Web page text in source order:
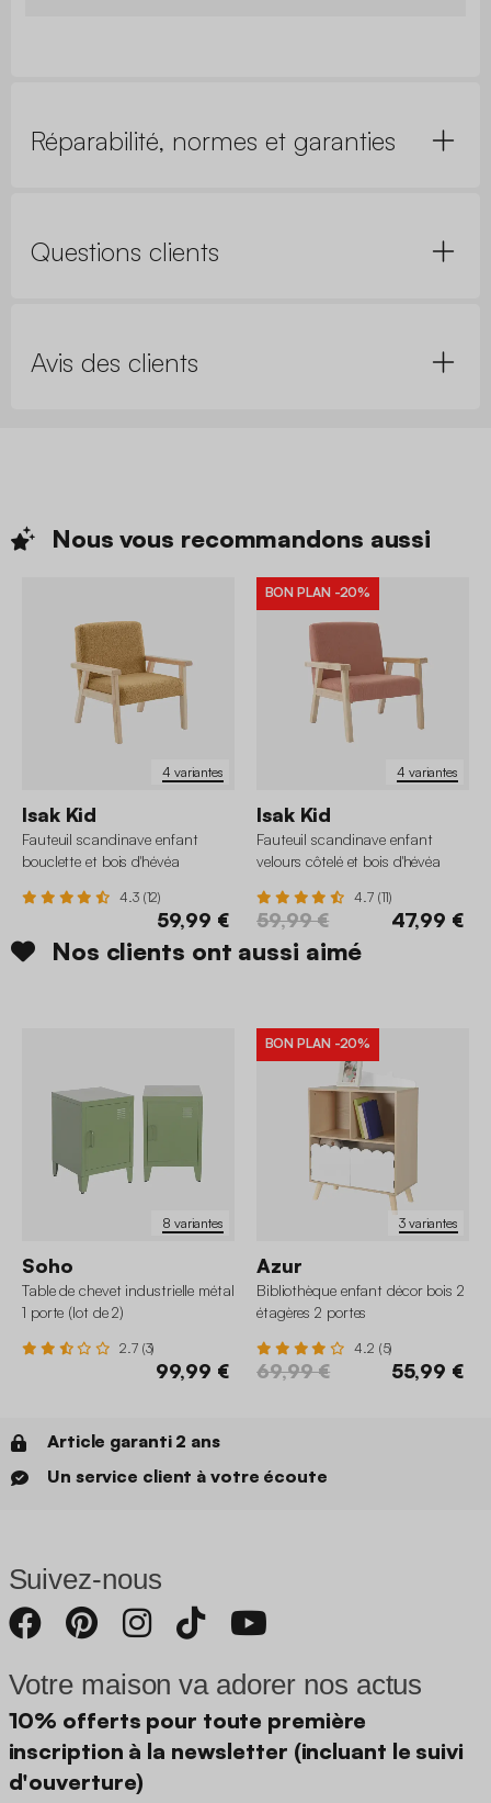
Réparabilité, normes et garanties
Questions clients
Avis des clients
Nous vous recommandons aussi
4 variantes
Isak Kid
Fauteuil scandinave enfant
bouclette et bois d'hévéa
4.3 (12)
59,99 €
4 variantes
BON PLAN -20%
Isak Kid
Fauteuil scandinave enfant
velours côtelé et bois d'hévéa
4.7 (11)
59,99 € 47,99 €
Nos clients ont aussi aimé
8 variantes
Soho
Table de chevet industrielle métal
1 porte (lot de 2)
2.7 (3)
99,99 €
3 variantes
BON PLAN -20%
Azur
Bibliothèque enfant décor bois 2
étagères 2 portes
4.2 (5)
69,99 € 55,99 €
Article garanti 2 ans
Un service client à votre écoute
Suivez-nous
Votre maison va adorer nos actus
10% offerts pour toute première
inscription à la newsletter (incluant le suivi
d'ouverture)